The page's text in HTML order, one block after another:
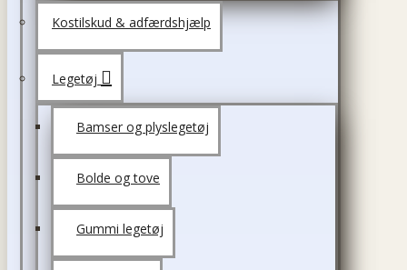
Kostilskud & adfærdshjælp
Legetøj
Bamser og plyslegetøj
Bolde og tove
Gummi legetøj